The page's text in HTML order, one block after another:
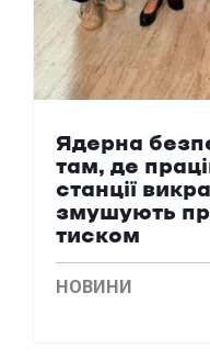
Ядерна
там, де
станції
змушують
тиском
НОВИНИ